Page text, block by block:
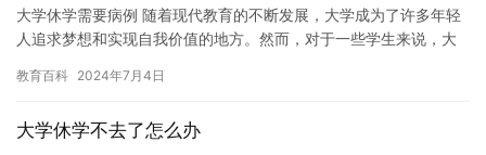
大学休学需要病例 随着现代教育的不断发展，大学成为了许多年轻
人追求梦想和实现自我价值的地方。然而，对于一些学生来说，大
在休…
教育百科 2024年7月4日
大学休学不去了怎么办